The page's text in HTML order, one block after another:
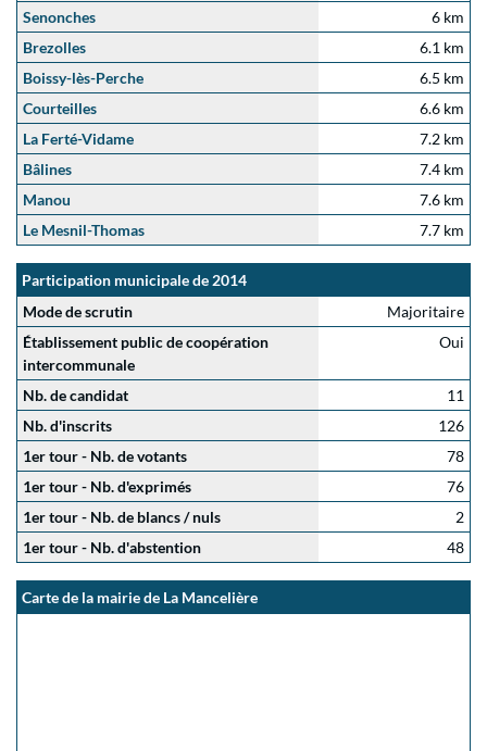
Senonches
6 km
Brezolles
6.1 km
Boissy-lès-Perche
6.5 km
Courteilles
6.6 km
La Ferté-Vidame
7.2 km
Bâlines
7.4 km
Manou
7.6 km
Le Mesnil-Thomas
7.7 km
Participation municipale de 2014
Mode de scrutin
Majoritaire
Établissement public de coopération
intercommunale
Oui
Nb. de candidat
11
Nb. d'inscrits
126
1er tour - Nb. de votants
78
1er tour - Nb. d'exprimés
76
1er tour - Nb. de blancs / nuls
2
1er tour - Nb. d'abstention
48
Carte de la mairie de La Mancelière